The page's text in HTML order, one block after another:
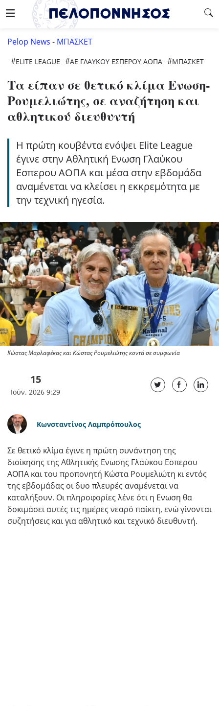
Pelop News - ΜΠΑΣΚΕΤ
#ELITE LEAGUE #ΑΕ ΓΛΑΥΚΟΥ ΕΣΠΕΡΟΥ ΑΟΠΑ #ΜΠΆΣΚΕΤ
Τα είπαν σε θετικό κλίμα Ενωση-
Ρουμελιώτης, σε αναζήτηση και
αθλητικού διευθυντή
Η πρώτη κουβέντα ενόψει Elite League
έγινε στην Αθλητική Ενωση Γλαύκου
Εσπερου ΑΟΠΑ και μέσα στην εβδομάδα
αναμένεται να κλείσει η εκκρεμότητα με
την τεχνική ηγεσία.
Κώστας Μαρλαφέκας και Κώστας Ρουμελιώτης κοντά σε συμφωνία
15
Ιούν. 2026 9:29
Κωνσταντίνος Λαμπρόπουλος
Σε θετικό κλίμα έγινε η πρώτη συνάντηση της
διοίκησης της Αθλητικής Ενωσης Γλαύκου Εσπερου
ΑΟΠΑ και του προπονητή Κώστα Ρουμελιώτη κι εντός
της εβδομάδας οι δυο πλευρές αναμένεται να
καταλήξουν. Οι πληροφορίες λένε ότι η Ενωση θα
δοκιμάσει αυτές τις ημέρες νεαρό παίκτη, ενώ γίνονται
συζητήσεις και για αθλητικό και τεχνικό διευθυντή.